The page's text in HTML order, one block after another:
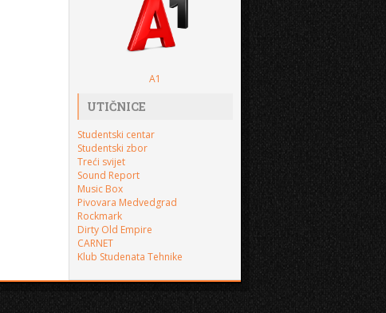
A1
UTIČNICE
Studentski centar
Studentski zbor
Treći svijet
Sound Report
Music Box
Pivovara Medvedgrad
Rockmark
Dirty Old Empire
CARNET
Klub Studenata Tehnike